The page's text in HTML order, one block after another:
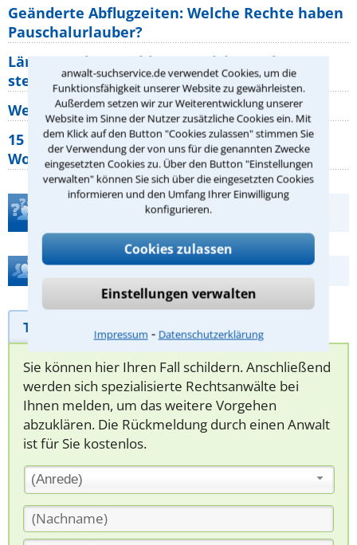
anwalt-suchservice.de verwendet Cookies, um die
Funktionsfähigkeit unserer Website zu gewährleisten.
Außerdem setzen wir zur Weiterentwicklung unserer
Website im Sinne der Nutzer zusätzliche Cookies ein. Mit
dem Klick auf den Button "Cookies zulassen" stimmen Sie
der Verwendung der von uns für die genannten Zwecke
eingesetzten Cookies zu. Über den Button "Einstellungen
verwalten" können Sie sich über die eingesetzten Cookies
informieren und den Umfang Ihrer Einwilligung
konfigurieren.
Cookies zulassen
Einstellungen verwalten
Impressum ⁃ Datenschutzerklärung
Geänderte Abflugzeiten: Welche Rechte haben
Pauschalurlauber?
Lärm von den Nachbarn: Welche Rechte
stehen mir zu?
Wer muss Zweitwohnungssteuer zahlen?
15 elementare Rechte, die jeder
Wohnungseigentümer kennen sollte
Teste Dein Rechtswissen
Hilfe bei Ihrer Anwaltsuche?
Telefonhilfe Beratungsanfrage
Sie können hier Ihren Fall schildern. Anschließend
werden sich spezialisierte Rechtsanwälte bei
Ihnen melden, um das weitere Vorgehen
abzuklären. Die Rückmeldung durch einen Anwalt
ist für Sie kostenlos.
(Anrede)